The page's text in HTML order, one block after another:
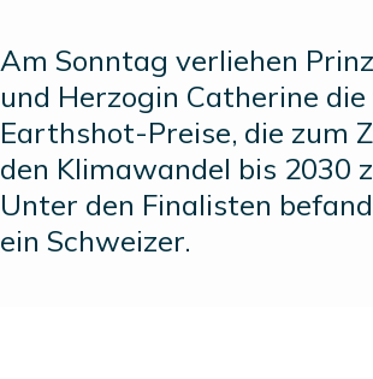
Am Sonntag verliehen
und Herzogin Catherine
Earthshot-Preise, die zum
den Klimawandel bis 2030
Unter den Finalisten
ein Schweizer.